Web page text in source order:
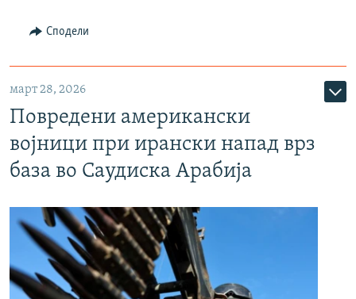
Сподели
март 28, 2026
Повредени американски
војници при ирански напад врз
база во Саудиска Арабија